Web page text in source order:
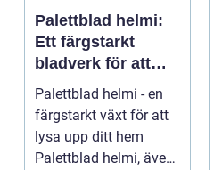
Palettblad helmi:
Ett färgstarkt
bladverk för att
lysa upp ditt hem
Palettblad helmi - en
färgstarkt växt för att
lysa upp ditt hem
Palettblad helmi, även